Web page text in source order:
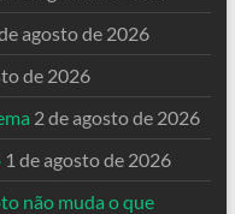
agosto de 2026
de 2026
2 de agosto de 2026
1 de agosto de 2026
não muda o que